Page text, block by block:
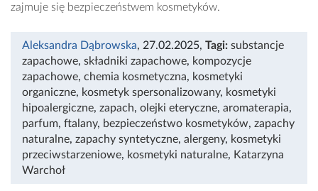
zajmuje się bezpieczeństwem kosmetyków.
Aleksandra Dąbrowska, 27.02.2025, Tagi: substancje
zapachowe, składniki zapachowe, kompozycje
zapachowe, chemia kosmetyczna, kosmetyki
organiczne, kosmetyk spersonalizowany, kosmetyki
hipoalergiczne, zapach, olejki eteryczne, aromaterapia,
parfum, ftalany, bezpieczeństwo kosmetyków, zapachy
naturalne, zapachy syntetyczne, alergeny, kosmetyki
przeciwstarzeniowe, kosmetyki naturalne, Katarzyna
Warchoł